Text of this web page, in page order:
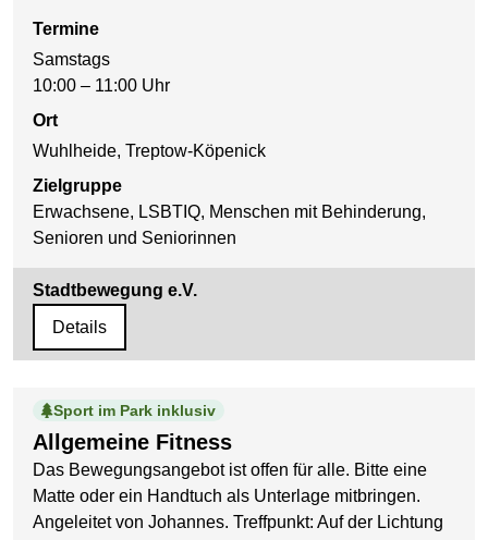
Termine
Samstags
10:00 – 11:00 Uhr
Ort
Wuhlheide, Treptow-Köpenick
Zielgruppe
Erwachsene, LSBTIQ, Menschen mit Behinderung,
Senioren und Seniorinnen
Stadtbewegung e.V.
Details
Allgemeine Fitness
Sport im Park inklusiv
Das Bewegungsangebot ist offen für alle. Bitte eine
Matte oder ein Handtuch als Unterlage mitbringen.
Angeleitet von Johannes. Treffpunkt: Auf der Lichtung